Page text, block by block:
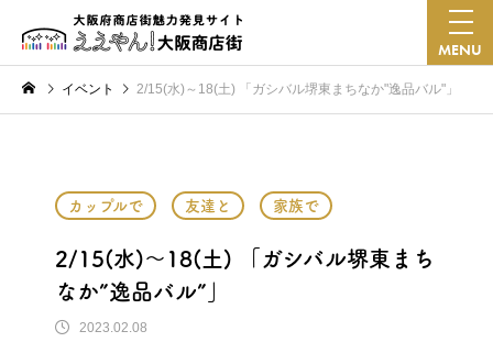
MENU
イベント 2/15(水)～18(土) 「ガシバル堺東まちなか"逸品バル"」
カップルで 友達と 家族で
2/15(水)～18(土) 「ガシバル堺東まち
なか”逸品バル”」
2023.02.08